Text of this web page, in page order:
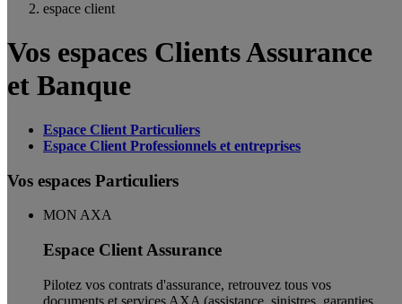
espace client
Vos espaces Clients Assurance
et Banque
Espace Client Particuliers
Espace Client Professionnels et entreprises
Vos espaces Particuliers
MON AXA
Espace Client Assurance
Pilotez vos contrats d'assurance, retrouvez tous vos
documents et services AXA (assistance, sinistres, garanties,